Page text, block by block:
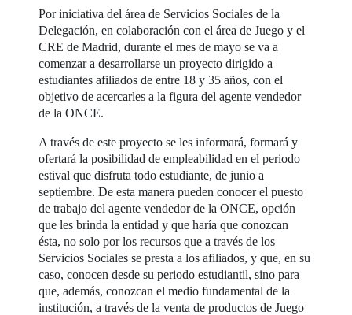
Por iniciativa del área de Servicios Sociales de la
Delegación, en colaboración con el área de Juego y el
CRE de Madrid, durante el mes de mayo se va a
comenzar a desarrollarse un proyecto dirigido a
estudiantes afiliados de entre 18 y 35 años, con el
objetivo de acercarles a la figura del agente vendedor
de la ONCE.
A través de este proyecto se les informará, formará y
ofertará la posibilidad de empleabilidad en el periodo
estival que disfruta todo estudiante, de junio a
septiembre. De esta manera pueden conocer el puesto
de trabajo del agente vendedor de la ONCE, opción
que les brinda la entidad y que haría que conozcan
ésta, no solo por los recursos que a través de los
Servicios Sociales se presta a los afiliados, y que, en su
caso, conocen desde su periodo estudiantil, sino para
que, además, conozcan el medio fundamental de la
institución, a través de la venta de productos de Juego